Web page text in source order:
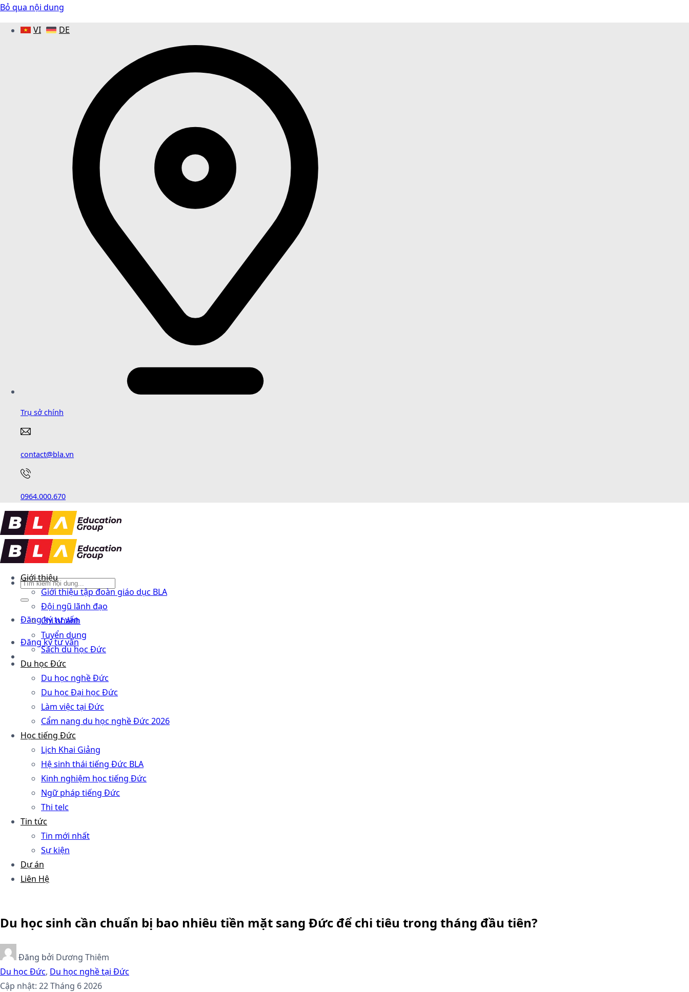
Bỏ qua nội dung
VI
DE
Trụ sở chính
contact@bla.vn
0964.000.670
Đăng ký tư vấn
Đăng ký tư vấn
Giới thiệu
Giới thiệu tập đoàn giáo dục BLA
Đội ngũ lãnh đạo
Chi nhánh
Tuyển dụng
Sách du học Đức
Du học Đức
Du học nghề Đức
Du học Đại học Đức
Làm việc tại Đức
Cẩm nang du học nghề Đức 2026
Học tiếng Đức
Lịch Khai Giảng
Hệ sinh thái tiếng Đức BLA
Kinh nghiệm học tiếng Đức
Ngữ pháp tiếng Đức
Thi telc
Tin tức
Tin mới nhất
Sự kiện
Dự án
Liên Hệ
Du học sinh cần chuẩn bị bao nhiêu tiền mặt sang Đức để chi tiêu trong tháng đầu tiên?
Đăng bởi Dương Thiêm
Du học Đức, Du học nghề tại Đức
Cập nhật: 22 Tháng 6 2026